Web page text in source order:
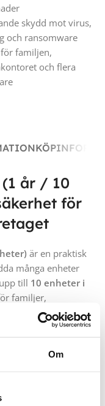
Om
skydd mot virus,
och ransomware
familjen,
och flera
år / 10
för
är en praktisk
många enheter
till 10 enheter i
familjer,
ha en enkel,
moderna digitala
och annan
hot innan de